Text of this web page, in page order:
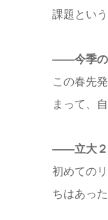
課題とい
――今季の
この春先
まって、
――立大２
初めての
ちはあっ